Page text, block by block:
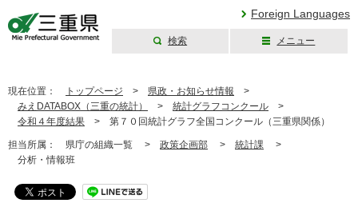
Foreign Languages
検索 メニュー
現在位置： トップページ > 県政・お知らせ情報 >
みえDATABOX（三重の統計）
> 統計グラフコンクール >
令和４年度結果 > 第７０回統計グラフ全国コンクール（三重県関係）
担当所属： 県庁の組織一覧 > 政策企画部 > 統計課 >
分析・情報班